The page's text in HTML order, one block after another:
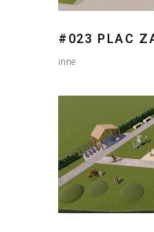
#023 PLAC
inne